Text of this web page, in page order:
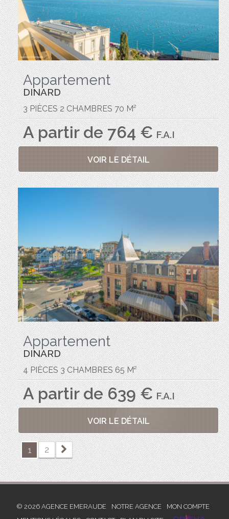
Appartement
DINARD
3 PIÈCES 2 CHAMBRES 70 M²
A partir de 764 €F.A.I
VOIR LE DÉTAIL
Appartement
DINARD
4 PIÈCES 3 CHAMBRES 65 M²
A partir de 639 €F.A.I
VOIR LE DÉTAIL
1 2
© 2026 AGENCE EMERAUDE NOTRE AGENCE
MON COMPTE